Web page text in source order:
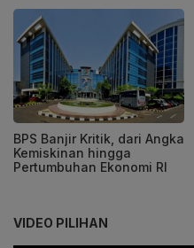
BPS Banjir Kritik, dari Angka
Kemiskinan hingga
Pertumbuhan Ekonomi RI
VIDEO PILIHAN